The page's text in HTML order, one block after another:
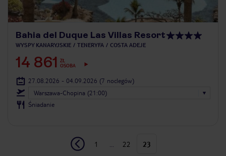
Bahia del Duque Las Villas Resort
WYSPY KANARYJSKIE TENERYFA COSTA ADEJE
14 861
ZŁ
OSOBA
27.08.2026 - 04.09.2026 (7 noclegów)
Warszawa-Chopina (21:00)
Śniadanie
1 22 23